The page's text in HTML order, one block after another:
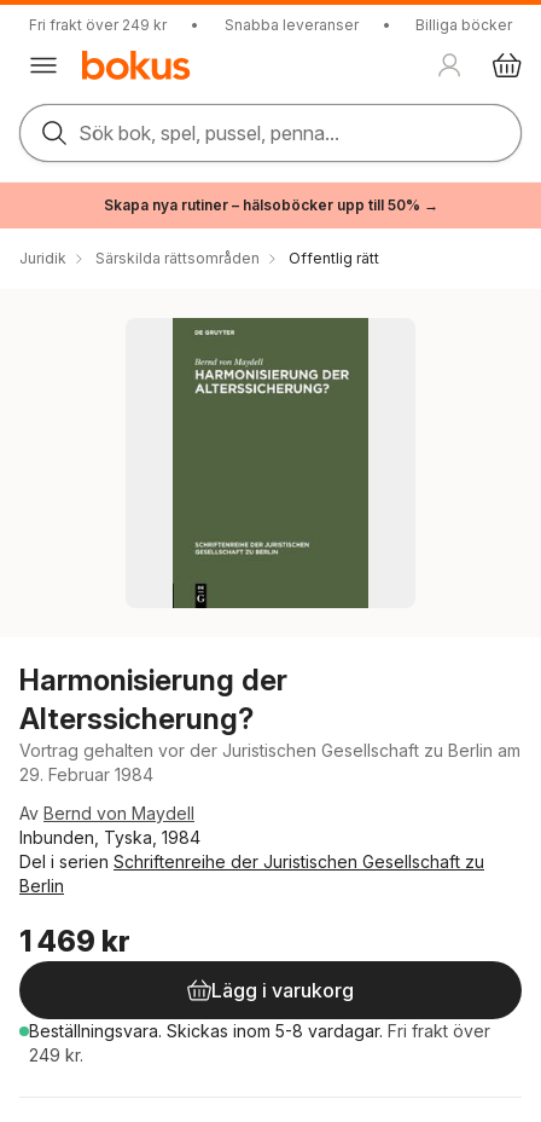
Fri frakt över 249 kr • Snabba leveranser • Billiga böcker
Sök bok, spel, pussel, penna...
Skapa nya rutiner – hälsoböcker upp till 50% →
Juridik Särskilda rättsområden Offentlig rätt
Harmonisierung der
Alterssicherung?
Vortrag gehalten vor der Juristischen Gesellschaft zu Berlin am
29. Februar 1984
Av Bernd von Maydell
Inbunden, Tyska, 1984
Del i serien Schriftenreihe der Juristischen Gesellschaft zu
Berlin
1 469 kr
Lägg i varukorg
Beställningsvara. Skickas inom 5-8 vardagar. Fri frakt över
249 kr.